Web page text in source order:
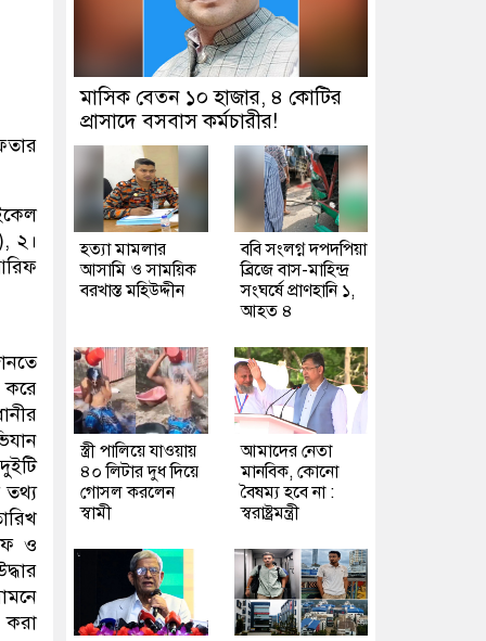
২।
করে
তথ্য
ও
করা
মাসিক বেতন ১০ হাজার, ৪ কোটির
প্রাসাদে বসবাস কর্মচারীর!
হত্যা মামলার
আসামি ও সাময়িক
বরখাস্ত মহিউদ্দীন
ববি সংলগ্ন দপদপিয়া
ব্রিজে বাস-মাহিন্দ্র
সংঘর্ষে প্রাণহানি ১,
আহত ৪
স্ত্রী পালিয়ে যাওয়ায়
৪০ লিটার দুধ দিয়ে
গোসল করলেন
স্বামী
আমাদের নেতা
মানবিক, কোনো
বৈষম্য হবে না :
স্বরাষ্ট্রমন্ত্রী